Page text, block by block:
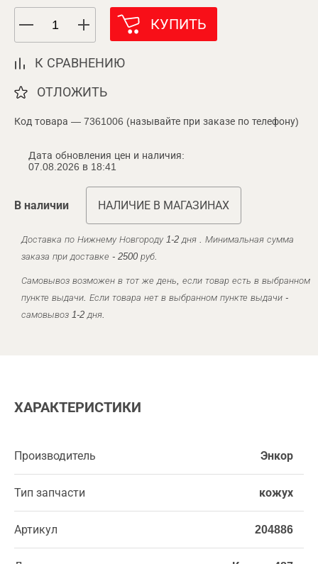
КУПИТЬ
К СРАВНЕНИЮ
ОТЛОЖИТЬ
Код товара — 7361006 (называйте при заказе по телефону)
Дата обновления цен и наличия:
07.08.2026 в 18:41
В наличии НАЛИЧИЕ В МАГАЗИНАХ
Доставка по Нижнему Новгороду 1-2 дня . Минимальная сумма
заказа при доставке - 2500 руб.
Самовывоз возможен в тот же день, если товар есть в выбранном
пункте выдачи. Если товара нет в выбранном пункте выдачи -
самовывоз 1-2 дня.
ХАРАКТЕРИСТИКИ
Производитель Энкор
Тип запчасти кожух
Артикул 204886